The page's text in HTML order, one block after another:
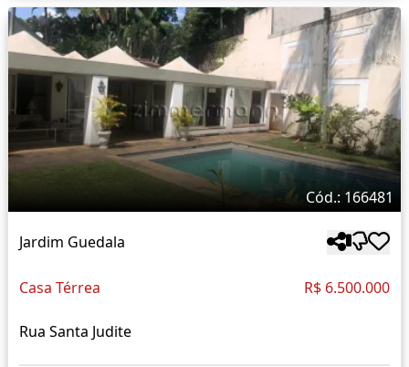
Cód.: 166481
Jardim Guedala
Casa Térrea R$ 6.500.000
Rua Santa Judite